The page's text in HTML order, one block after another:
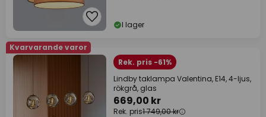
I lager
Kvarvarande varor
Rek. pris -61%
Lindby taklampa Valentina, E14, 4-ljus,
rökgrå, glas
669,00 kr
Rek. pris1 749,00 kr